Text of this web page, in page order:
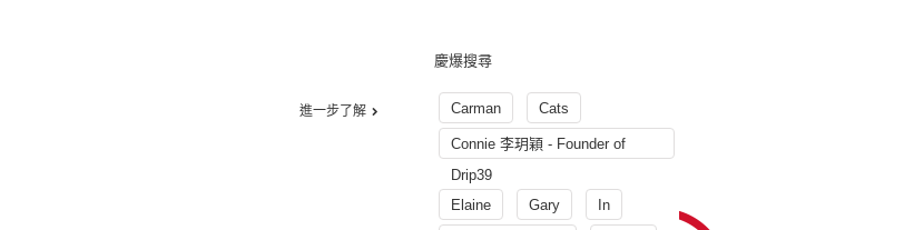
進一步了解
慶爆搜尋
Carman Cats
Connie 李玥穎 - Founder of
Drip39
Elaine
Gary In